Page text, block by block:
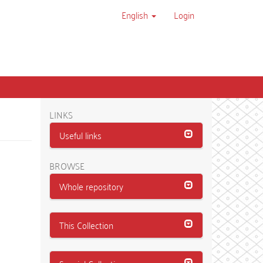
English Login
LINKS
Useful links
BROWSE
Whole repository
This Collection